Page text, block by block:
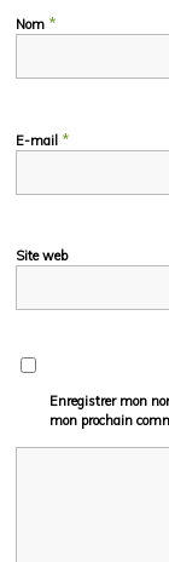
Nom *
E-mail *
Site web
Enregistrer mon
mon prochain